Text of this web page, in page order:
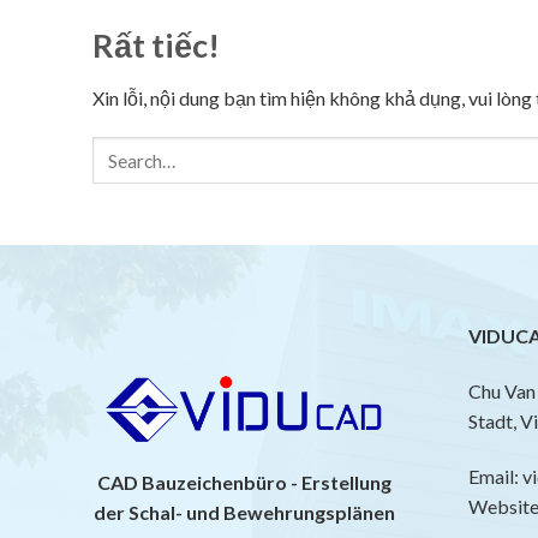
Rất tiếc!
Xin lỗi, nội dung bạn tìm hiện không khả dụng, vui
CAD Bauzeichenbüro - Erstellung
der Schal- und Bewehrungsplänen
Chu
Stadt,
Email: